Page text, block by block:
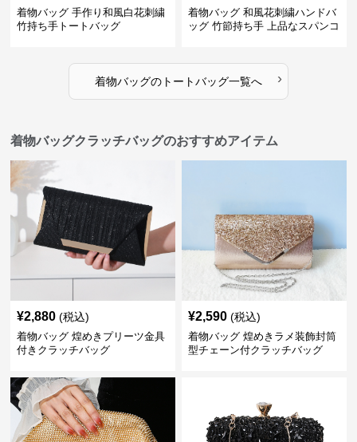
着物バッグ 手作り和風白花刺繍
竹持ち手トートバッグ
着物バッグ 和風花刺繍ハンドバ
ッグ 竹節持ち手 上品なスパンコ
着物バッグのトートバッグ一覧へ ›
着物バッグクラッチバッグのおすすめアイテム
¥2,880 (税込)
着物バッグ 煌めきプリーツ金具
付きクラッチバッグ
¥2,590 (税込)
着物バッグ 煌めきラメ装飾封筒
型チェーン付クラッチバッグ